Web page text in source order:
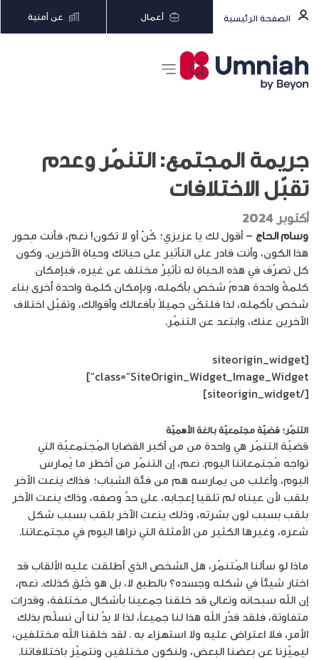
الصفحة الرئيسية أعمال عن أمنية
جريمة المجتمع: التنمّر وعدم
تقبّل الاختلافات
أكتوبر 2024
وسام الحاج – أقول لك يا عزيزي؛ كُنْ أو لا تكون! نعم، فأنت مِحور
هذا الكون، وأنت قادر على التأثير على حياتك وحياة الآخرين. وكون
كل تصرّف في هذه الحياة له تأثيرٌ مختلف عن غيره، فبإمكان
كلمةٌ واحدة هدمُ شخص بأكمله، وبإمكان كلمة واحدة أُخرى بناء
شخص بأكمله، لذا فلتكُن جميلاً بأفعالك وأقوالك، وتقبّل اختلاف
الآخرين عنك، وابتعد عن التنمّر.
[siteorigin_widget
class=”SiteOrigin_Widget_Image_Widget”]
[/siteorigin_widget]
التنمّر؛ قضيّة مجتمعيّة بالغة الأهميّة
قضيّة التنمّر هي واحدة من من أكبر القضايا المُجتمعيّة التي
تواجه مُجتمعاتنا اليوم. نعم، إن التنمّر من أخطر ما يُمارس
اليوم، وأغلب من يمارسه هم من فئة الشباب؛ فذاك ينعت الآخر
بلقب لأن عيناه لم تلقيا إعجابه، على حدّ وصفه، وذاك ينعت الآخر
بلقب بسبب لون بشرته، وذلك ينعت الآخر بلقب بسبب شكل
شعره، وغيرها الكثير من الأمثلة التي نراها اليوم في مجتمعاتنا.
ماذا لو سألنا المُتنمّر، هل الشخص الذي أطلقت عليه الألقاب قد
اختار شيئاً في شكله وجسده؟ بالطبع لا، بل هو خُلِق كذلك. نعم،
إن الله سبحانه وتعالى قد خلقنا جمعينا بأشكال مختلفة، وقدرات
متفاوتة، فلقد قدّر الله هذا لنا جميعاً، لذا لا بدّ لنا أن نسلّم بذلك
الأمر، فلا اعتراض عليه ولا استهزاء به . لقد خلقنا الله مختلفين،
ليميّزنا عن بعضنا البعض، ولنكون مختلفين ونتميّز باختلافاتنا.